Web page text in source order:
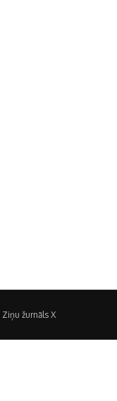
Ziņu žurnāls X